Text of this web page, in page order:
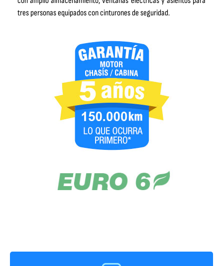
tres personas equipados con cinturones de seguridad.